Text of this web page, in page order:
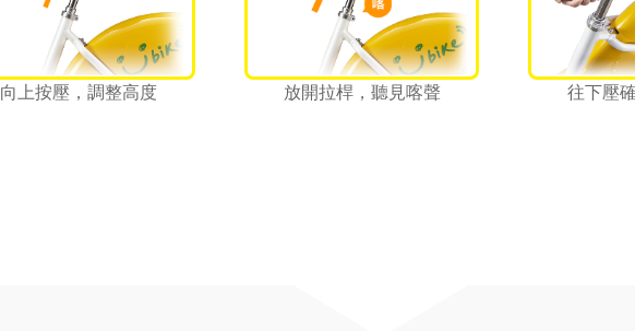
向上按壓，調整高度 放開拉桿，聽見喀聲 往下壓